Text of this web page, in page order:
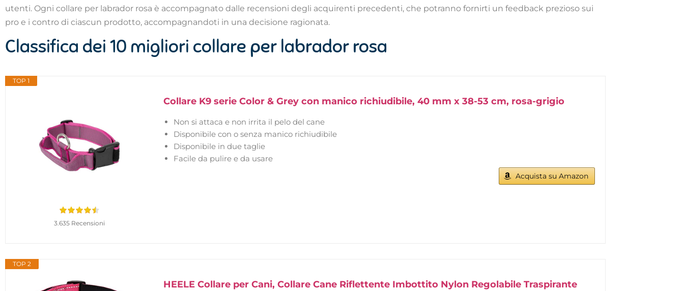
utenti. Ogni collare per labrador rosa è accompagnato dalle recensioni degli acquirenti precedenti, che potranno fornirti un feedback prezioso sui
pro e i contro di ciascun prodotto, accompagnandoti in una decisione ragionata.
Classifica dei 10 migliori collare per labrador rosa
TOP 1
3.635 Recensioni
Collare K9 serie Color & Grey con manico richiudibile, 40 mm x 38-53 cm, rosa-grigio
Non si attaca e non irrita il pelo del cane
Disponibile con o senza manico richiudibile
Disponibile in due taglie
Facile da pulire e da usare
Acquista su Amazon
TOP 2
HEELE Collare per Cani, Collare Cane Riflettente Imbottito Nylon Regolabile Traspirante